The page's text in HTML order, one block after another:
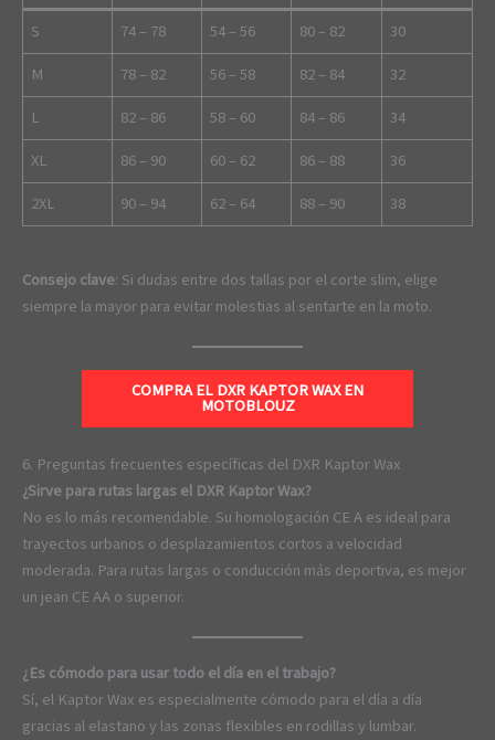
S 74 – 78 54 – 56 80 – 82
30
M
78 – 82 56 – 58 82 – 84
32
L
82 – 86 58 – 60 84 – 86
34
XL
86 – 90 60 – 62 86 – 88
36
2XL
90 – 94 62 – 64 88 – 90 38
Consejo clave: Si dudas entre dos tallas por el corte slim, elige
siempre la mayor para evitar molestias al sentarte en la moto.
COMPRA EL DXR KAPTOR WAX EN
MOTOBLOUZ
6. Preguntas frecuentes específicas del DXR Kaptor Wax
¿Sirve para rutas largas el DXR Kaptor Wax?
No es lo más recomendable. Su homologación CE A es ideal para
trayectos urbanos o desplazamientos cortos a velocidad
moderada. Para rutas largas o conducción más deportiva, es mejor
un jean CE AA o superior.
¿Es cómodo para usar todo el día en el trabajo?
Sí, el Kaptor Wax es especialmente cómodo para el día a día
gracias al elastano y las zonas flexibles en rodillas y lumbar.